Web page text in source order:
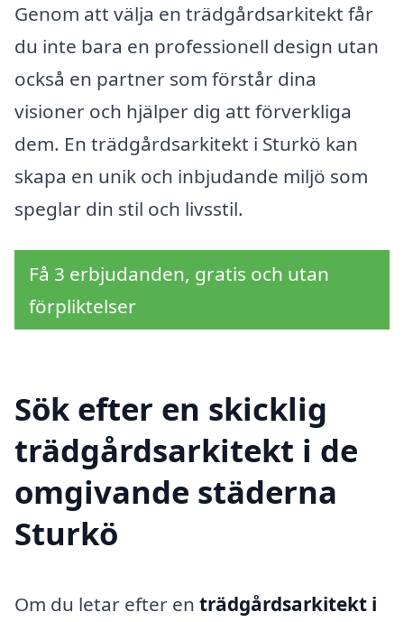
Genom att välja en trädgårdsarkitekt får
du inte bara en professionell design utan
också en partner som förstår dina
visioner och hjälper dig att förverkliga
dem. En trädgårdsarkitekt i Sturkö kan
skapa en unik och inbjudande miljö som
speglar din stil och livsstil.
Få 3 erbjudanden, gratis och utan
förpliktelser
Sök efter en skicklig
trädgårdsarkitekt i de
omgivande städerna
Sturkö
Om du letar efter en trädgårdsarkitekt i